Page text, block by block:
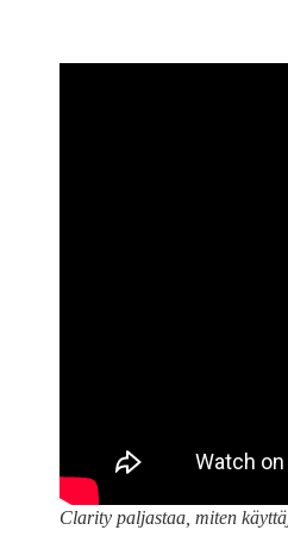
Clarity paljastaa, miten